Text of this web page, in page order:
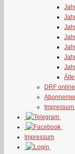
DRF online
Impressum